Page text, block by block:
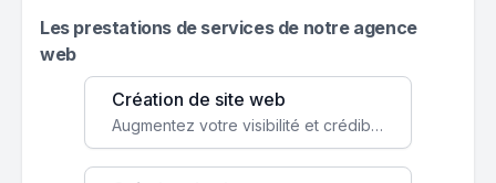
Les prestations de services de notre agence
web
Création de site web
Augmentez votre visibilité et crédibilité en ligne avec un site web performant, conçu pour attirer plus de clients.